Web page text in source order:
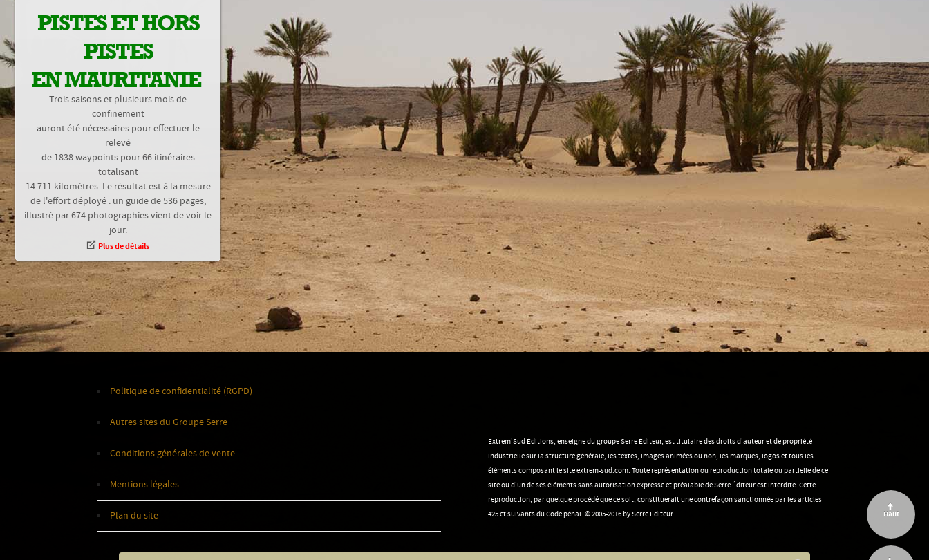
PISTES ET HORS
PISTES
EN MAURITANIE
Trois saisons et plusieurs mois de
confinement
auront été nécessaires pour effectuer le
relevé
de 1838 waypoints pour 66 itinéraires
totalisant
14 711 kilomètres. Le résultat est à la mesure
de l'effort déployé : un guide de 536 pages,
illustré par 674 photographies vient de voir le
jour.
Plus de détails
Politique de confidentialité (RGPD)
Autres sites du Groupe Serre
Conditions générales de vente
Mentions légales
Plan du site Haut
Extrem'Sud Éditions, enseigne du groupe Serre Éditeur, est titulaire des droits d'auteur et de propriété
industrielle sur la structure générale, les textes, images animées ou non, les marques, logos et tous les
éléments composant le site extrem-sud.com. Toute représentation ou reproduction totale ou partielle de ce
site ou d'un de ses éléments sans autorisation expresse et préalable de Serre Éditeur est interdite. Cette
reproduction, par quelque procédé que ce soit, constituerait une contrefaçon sanctionnée par les articles
425 et suivants du Code pénal. © 2005-2016 by Serre Editeur.